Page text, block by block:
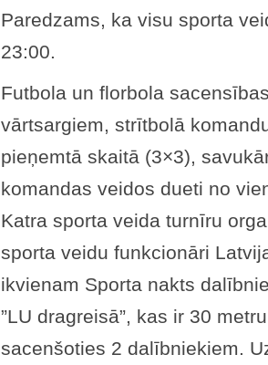
Paredzams, ka visu sporta
23:00.
Futbola un florbola
vārtsargiem, strītbolā
pieņemtā skaitā (3×3),
komandas veidos dueti no
Katra sporta veida turnīru
sporta veidu funkcionāri
ikvienam Sporta nakts
”LU dragreisā”, kas ir 30
sacenšoties 2 dalībniekiem.